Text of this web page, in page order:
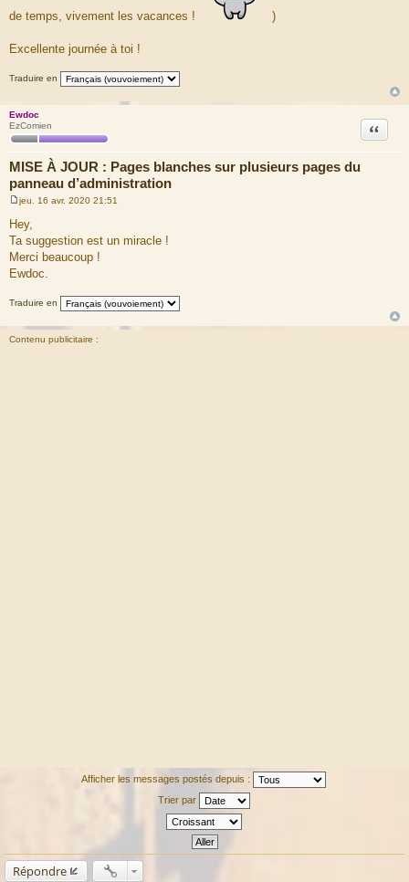
de temps, vivement les vacances ! )
Excellente journée à toi !
Traduire en
Ewdoc
EzComien
MISE À JOUR : Pages blanches sur plusieurs pages du
panneau d’administration
Citation
M
e
s
s
a
g
e
jeu. 16 avr. 2020 21:51
Hey,
Ta suggestion est un miracle !
Merci beaucoup !
Ewdoc.
Traduire en
Contenu publicitaire :
Afficher les messages postés depuis :
Trier par
Répondre